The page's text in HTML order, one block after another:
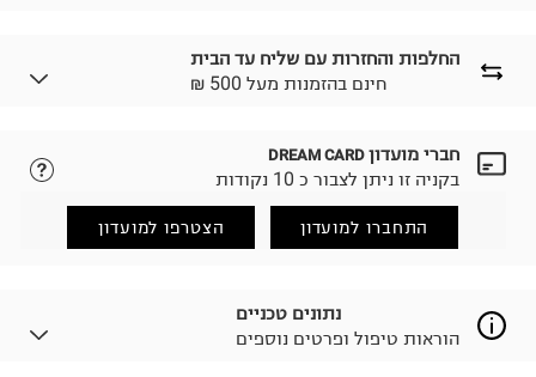
החלפות והחזרות עם שליח עד הבית
₪ חינם בהזמנות מעל 500
לבחירת בשיטת המשלוח המתאימה לכם,
הזמנתם והתחרטתם?
(במקום ב-19.9 ₪) לזמן מוגבל! חינם בהזמנות מעל 500 ₪.
למידע נא ללחוץ כאן
.
לפני החזרת החבילה, חשוב להדביק את מדבקת הגוביינא על
חברי מועדון DREAM CARD
בקניה זו ניתן לצבור כ 10 נקודות
התחברו למועדון הצטרפו למועדון
נתונים טכניים
הוראות טיפול ופרטים נוספים